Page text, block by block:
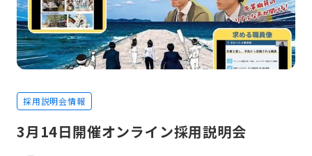
採用説明会情報
3月14日開催オンライン採用説明会